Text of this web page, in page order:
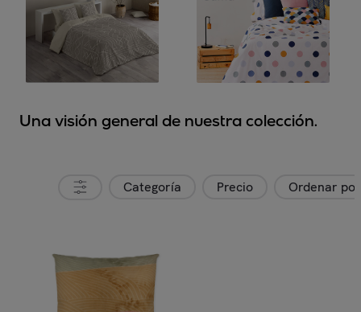
Una visión general de nuestra colección.
Categoría Precio Ordenar por